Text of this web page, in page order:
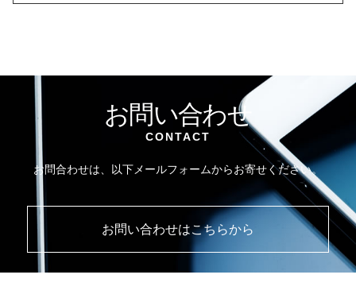
お問い合わせ
CONTACT
お問合わせは、以下メールフォームからお寄せください。
お問い合わせはこちらから